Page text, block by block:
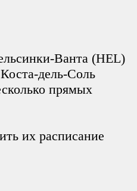
Ванта (HEL)
дель-Соль
прямых
их расписание